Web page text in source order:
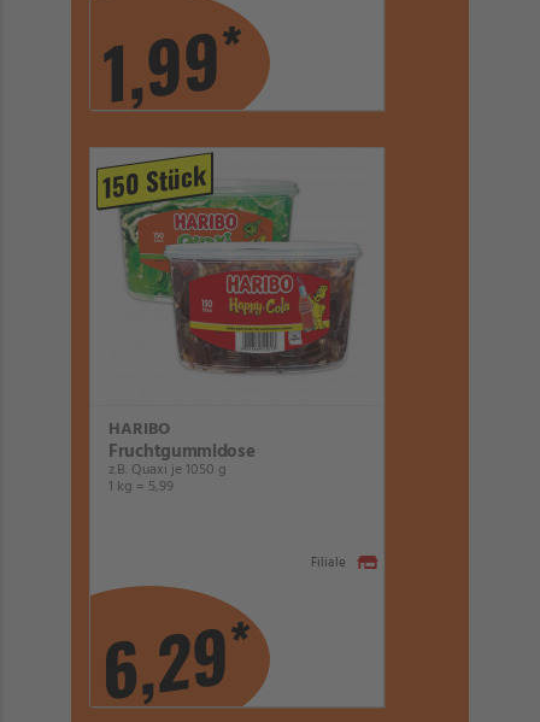
1,99*
150 Stück
HARIBO
Fruchtgummidose
z.B. Quaxi je 1050 g
1 kg = 5,99
6,29*
Filiale